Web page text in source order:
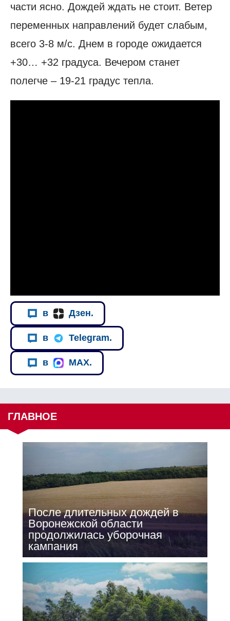
части ясно. Дождей ждать не стоит. Ветер
переменных направлений будет слабым,
всего 3-8 м/с. Днем в городе ожидается
+30… +32 градуса. Вечером станет
полегче – 19-21 градус тепла.
в Дзен.
в Telegram.
в MAX.
ГЛАВНОЕ
После длительных дождей в
Воронежской области
продолжилась уборочная
кампания